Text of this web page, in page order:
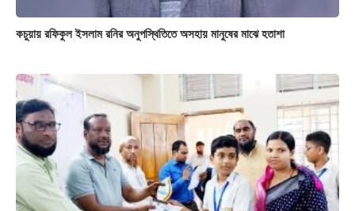
কচুয়ায় রফিকুল ইসলাম রনির অনুপস্থিতিতে অসহায় মানুষের মাঝে হতাশা